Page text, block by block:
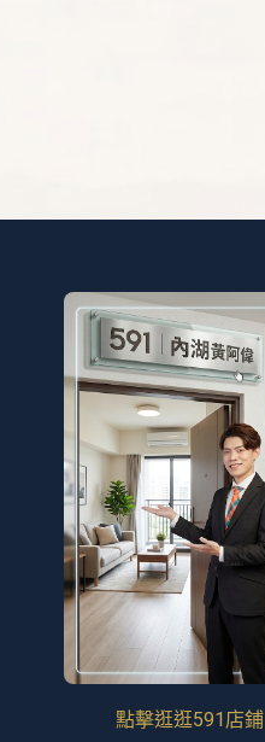
點擊逛逛591店鋪